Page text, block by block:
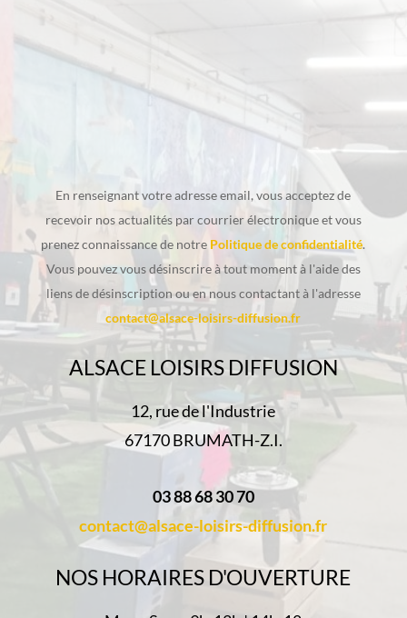
En renseignant votre adresse email, vous acceptez de
recevoir nos actualités par courrier électronique et vous
prenez connaissance de notre Politique de confidentialité.
Vous pouvez vous désinscrire à tout moment à l'aide des
liens de désinscription ou en nous contactant à l'adresse
contact@alsace-loisirs-diffusion.fr
ALSACE LOISIRS DIFFUSION
12, rue de l'Industrie
67170 BRUMATH-Z.I.
03 88 68 30 70
contact@alsace-loisirs-diffusion.fr
NOS HORAIRES D'OUVERTURE